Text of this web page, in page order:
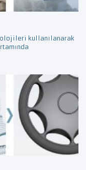
kullanılanarak